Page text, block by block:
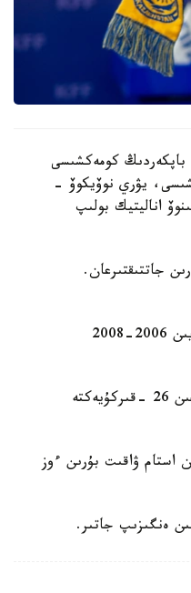
باپكەردىڭ كومەكشىسى
يۋري نوۆيكوۆ -
اناليتيك بولىپ
جاتتىقتىرعان.
ول قازاقستان ۇلتتىق قۇراماسىن باسقارعان ەكىنشى نيدەرلاندتىق مامان اتاندى. بۇعان دەيىن 2006-2008
دجون ۆانت سحيپ جەتەكشىلىك ەتەتىن قازاقستان ۇلتتىق قۇراماسى العاشقى رەسمي ماتچىن 26 -قىركۇيەكتە
استام ۋاقىت بۇرىن ءوز
ەنگىزىپ جاتىر.